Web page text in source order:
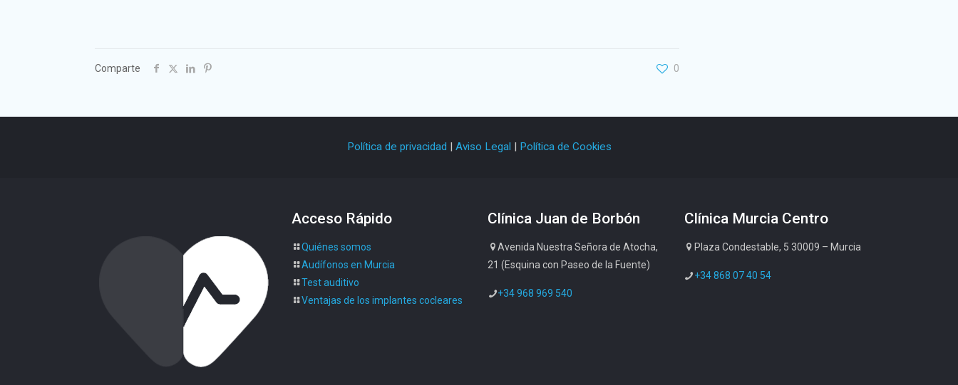
Comparte 0
Política de privacidad | Aviso Legal | Política de Cookies
Acceso Rápido
Quiénes somos
Audífonos en Murcia
Test auditivo
Ventajas de los implantes cocleares
Clínica Juan de Borbón
Avenida Nuestra Señora de Atocha,
21 (Esquina con Paseo de la Fuente)
+34 968 969 540
Clínica Murcia Centro
Plaza Condestable, 5 30009 – Murcia
+34 868 07 40 54